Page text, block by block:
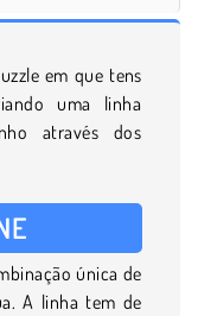
em que tens
uma linha
através dos
única de
A linha tem de